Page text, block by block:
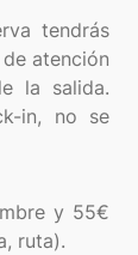
tendrás
atención
la salida.
in, no se
y 55€
ruta).